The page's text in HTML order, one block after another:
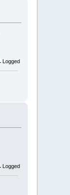
Logged
Logged